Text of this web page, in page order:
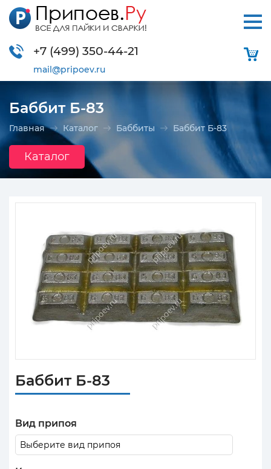
+7 (499) 350-44-21
mail@pripoev.ru
Баббит Б-83
Главная Каталог Баббиты Баббит Б-83
Каталог
Баббит Б-83
Вид припоя